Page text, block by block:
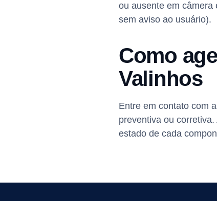
ou ausente em câmera
sem aviso ao usuário).
Como
Valinhos
Entre em contato com
preventiva ou
estado de cada